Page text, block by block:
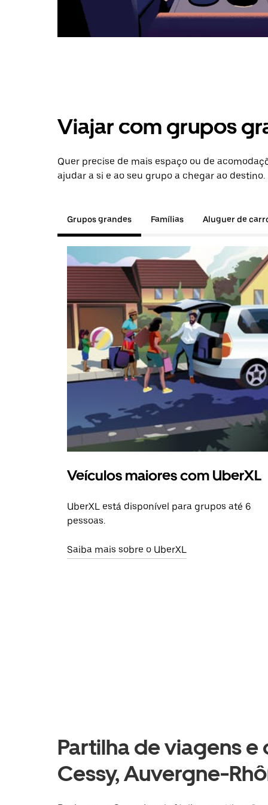
Viajar com grupos
Quer precise de mais espaço ou de
ajudar a si e ao seu grupo a chegar ao destino.
Grupos grandes Famílias Aluguer de
Veículos maiores com UberXL
UberXL está disponível para grupos até 6
pessoas.
Saiba mais sobre o UberXL
Partilha de viagens
Cessy, Auvergne-